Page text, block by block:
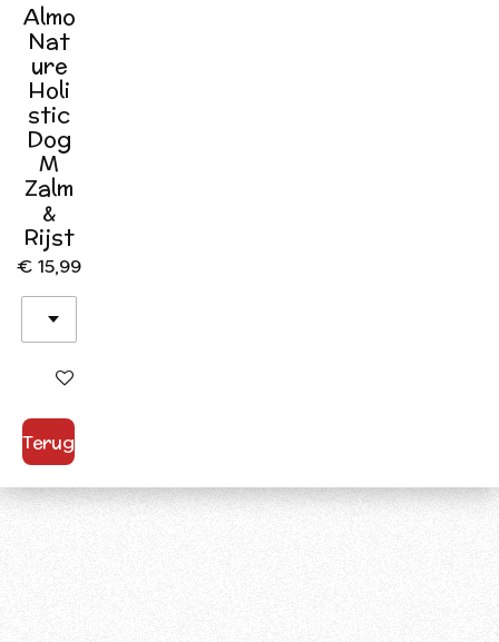
Almo
Nat
ure
Holi
stic
Dog
M
Zalm
&
Rijst
€ 15,99
In winkelwagen
Terug